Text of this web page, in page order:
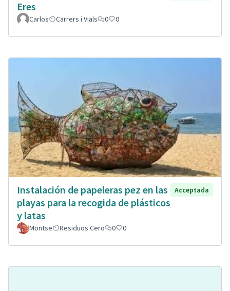
Eres
Carlos Carrers i Vials 0 0
Instalación de papeleras pez en las
playas para la recogida de plásticos
y latas
Acceptada
Montse Residuos Cero 0 0